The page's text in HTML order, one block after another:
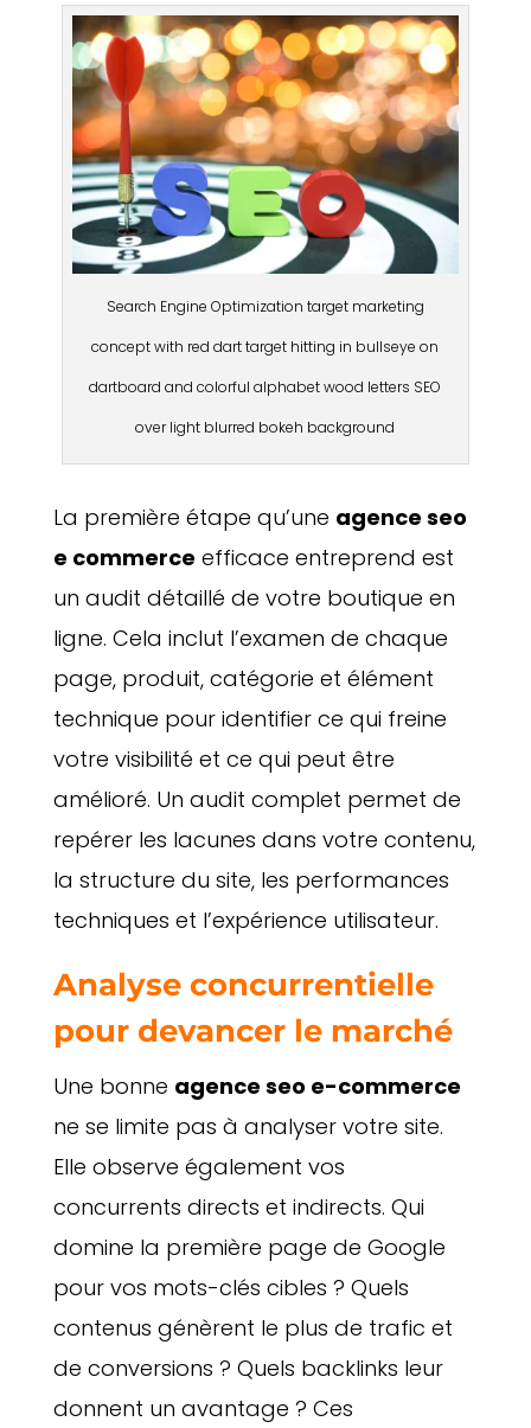
Search Engine Optimization target marketing
concept with red dart target hitting in bullseye on
dartboard and colorful alphabet wood letters SEO
over light blurred bokeh background
La première étape qu’une agence seo
e commerce efficace entreprend est
un audit détaillé de votre boutique en
ligne. Cela inclut l’examen de chaque
page, produit, catégorie et élément
technique pour identifier ce qui freine
votre visibilité et ce qui peut être
amélioré. Un audit complet permet de
repérer les lacunes dans votre contenu,
la structure du site, les performances
techniques et l’expérience utilisateur.
Analyse concurrentielle
pour devancer le marché
Une bonne agence seo e-commerce
ne se limite pas à analyser votre site.
Elle observe également vos
concurrents directs et indirects. Qui
domine la première page de Google
pour vos mots-clés cibles ? Quels
contenus génèrent le plus de trafic et
de conversions ? Quels backlinks leur
donnent un avantage ? Ces